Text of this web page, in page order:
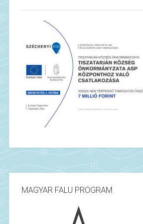
MAGYAR FALU PROGRAM